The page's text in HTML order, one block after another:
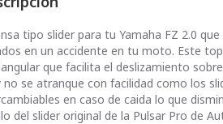
tipo slider para tu Yamaha FZ 2.0
en un accidente en tu moto. Este
que facilita el deslizamiento
no se atranque con facilidad como los
en caso de caida lo que
del slider original de la Pulsar Pro de